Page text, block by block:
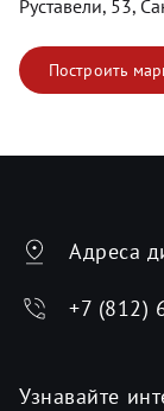
Руставели, 53,
Построить
Адреса
+7 (812)
Узнавайте